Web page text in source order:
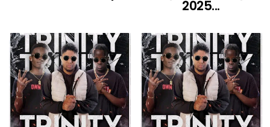
2025...